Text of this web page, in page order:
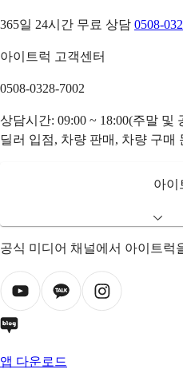
365일 24시간 무료 상담 0508-
아이트럭 고객센터
0508-0328-7002
상담시간: 09:00 ~ 18:00(주말 및
딜러 입점, 차량 판매, 차량 구매
아이
공식 미디어 채널에서 아이트럭
앱 다운로드